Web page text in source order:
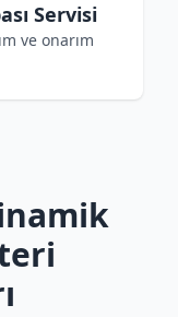
Servisi
ve onarım